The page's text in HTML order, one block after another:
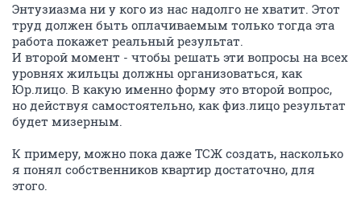
Энтузиазма ни у кого из нас надолго не хватит. Этот
труд должен быть оплачиваемым только тогда эта
работа покажет реальный результат.
И второй момент - чтобы решать эти вопросы на всех
уровнях жильцы должны организоваться, как
Юр.лицо. В какую именно форму это второй вопрос,
но действуя самостоятельно, как физ.лицо результат
будет мизерным.
К примеру, можно пока даже ТСЖ создать, насколько
я понял собственников квартир достаточно, для
этого.